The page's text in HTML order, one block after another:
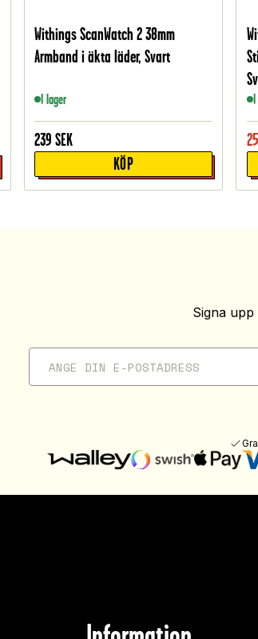
Withings ScanWatch 2 38mm
Armband i äkta läder, Svart
I lager
239 SEK
KÖP
I
Signa